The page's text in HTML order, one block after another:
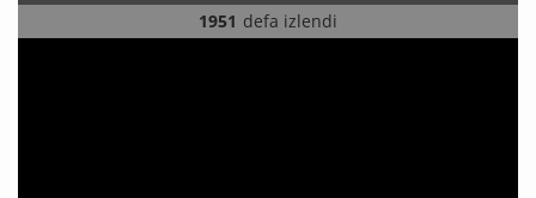
1951 defa izlendi